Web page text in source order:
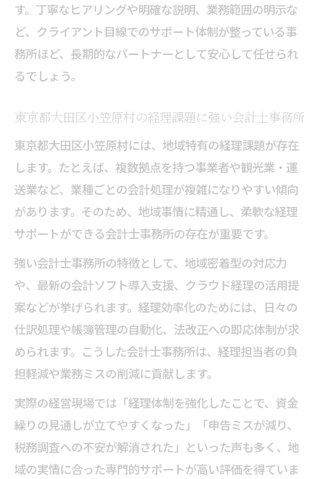
会計士に依頼する際の注意点と選択基準
会計士事務所の実務経験が信頼性に直結す
る理由
透明性ある事務所運営がもたらすメリット
専門家視点で解説する会計士選びのポイン
経理体制強化を通じた収益アップ戦略を実践す
る方法
会計士事務所が提案する収益アップの実践
例
会計士と共に構築する利益最大化の仕組み
事務所連携による収益力向上のポイント解
説
経理強化で実現する会計士事務所の戦略的
支援
会計士と事務所連携による経営安定化の秘訣を
公開
会計士事務所との連携による経営基盤の強
化
す。丁寧なヒアリングや明確な説明、業務範囲の明示な
ど、クライアント目線でのサポート体制が整っている事
務所ほど、長期的なパートナーとして安心して任せられ
るでしょう。
東京都大田区小笠原村の経理課題に強い会計士事務所
東京都大田区小笠原村には、地域特有の経理課題が存在
します。たとえば、複数拠点を持つ事業者や観光業・運
送業など、業種ごとの会計処理が複雑になりやすい傾向
があります。そのため、地域事情に精通し、柔軟な経理
サポートができる会計士事務所の存在が重要です。
強い会計士事務所の特徴として、地域密着型の対応力
や、最新の会計ソフト導入支援、クラウド経理の活用提
案などが挙げられます。経理効率化のためには、日々の
仕訳処理や帳簿管理の自動化、法改正への即応体制が求
められます。こうした会計士事務所は、経理担当者の負
担軽減や業務ミスの削減に貢献します。
実際の経営現場では「経理体制を強化したことで、資金
繰りの見通しが立てやすくなった」「申告ミスが減り、
税務調査への不安が解消された」といった声も多く、地
域の実情に合った専門的サポートが高い評価を得ていま